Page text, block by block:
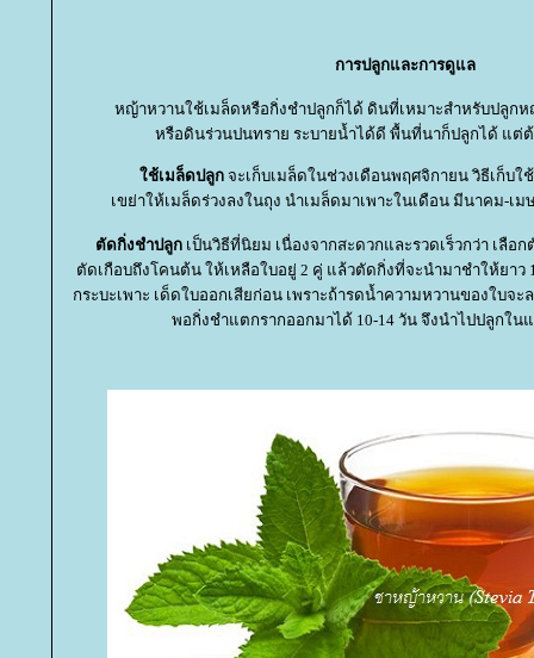
การปลูกและการดูแล
หญ้าหวานใช้เมล็ดหรือกิ่งชำปลูกก็ได้ ดินที่เหมาะสำหรับปลูก
หรือดินร่วนปนทราย ระบายน้ำได้ดี พื้นที่นาก็ปลูกได้ แต่
ช้เมล็ดปลูกจะเก็บเมล็ดในช่วงเดือนพฤศจิกายน วิธีเก็บใ
เขย่าให้เมล็ดร่วงลงในถุง นำเมล็ดมาเพาะในเดือน มีนาคม-เ
ตัดกิ่งชำปลูกเป็นวิธีที่นิยม เนื่องจากสะดวกและรวดเร็วกว่า เลื
ตัดเกือบถึงโคนต้น ให้เหลือใบอยู่ 2 คู่ แล้วตัดกิ่งที่จะนำมาชำให้ยาว
กระบะเพาะ เด็ดใบออกเสียก่อน เพราะถ้ารดน้ำความหวานของใบจ
พอกิ่งชำแตกรากออกมาได้ 10-14 วัน จึงนำไปปลูกใน